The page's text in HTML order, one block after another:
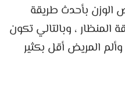
الوزن بأحدث طريقة
المنظار ، وبالتالي تكون
المريض أقل بكثير